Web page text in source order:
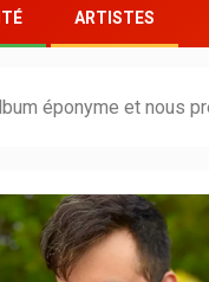
ARTISTES
éponyme et nous